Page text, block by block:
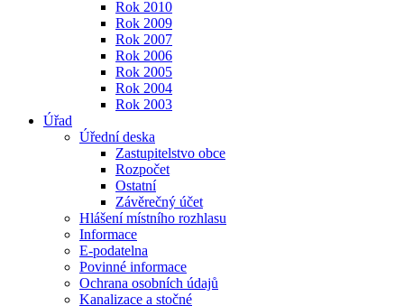
Rok 2010
Rok 2009
Rok 2007
Rok 2006
Rok 2005
Rok 2004
Rok 2003
Úřad
Úřední deska
Zastupitelstvo obce
Rozpočet
Ostatní
Závěrečný účet
Hlášení místního rozhlasu
Informace
E-podatelna
Povinné informace
Ochrana osobních údajů
Kanalizace a stočné